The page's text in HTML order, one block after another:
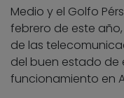
Medio y el Golfo
febrero de este
de las
del buen estado de
funcionamiento en